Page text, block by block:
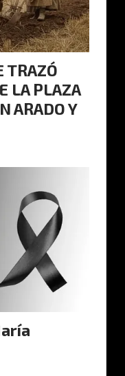
TRAZÓ
LA PLAZA
ARADO Y